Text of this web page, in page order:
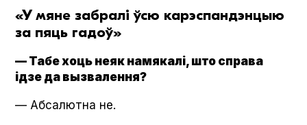
«У мяне забралі ўсю карэспандэнцыю
за пяць гадоў»
— Табе хоць неяк намякалі, што справа
ідзе да вызвалення?
— Абсалютна не.